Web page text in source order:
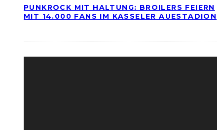
PUNKROCK MIT HALTUNG: BROILERS FEIERN
MIT 14.000 FANS IM KASSELER AUESTADION